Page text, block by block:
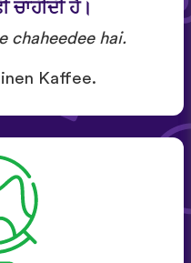
ਹੈ।
chaheedee hai.
Kaffee.